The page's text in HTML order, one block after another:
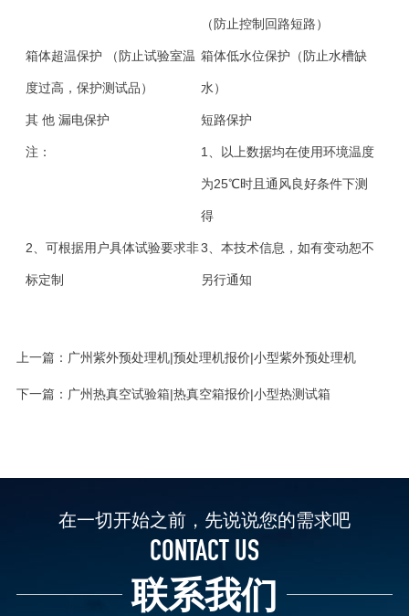
（防止控制回路短路）
箱体超温保护 （防止试验室温
度过高，保护测试品）
箱体低水位保护（防止水槽缺
水）
其 他 漏电保护 短路保护
注： 1、以上数据均在使用环境温度
为25℃时且通风良好条件下测
得
2、可根据用户具体试验要求非
标定制
3、本技术信息，如有变动恕不
另行通知
上一篇： 广州紫外预处理机|预处理机报价|小型紫外预处理机
下一篇： 广州热真空试验箱|热真空箱报价|小型热测试箱
在一切开始之前，先说说您的需求吧
CONTACT US
联系我们